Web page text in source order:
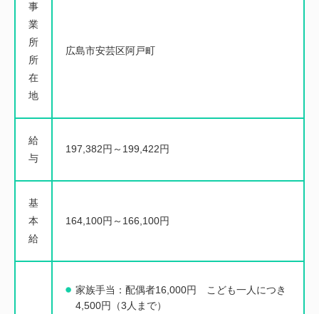
事
業
所
所
在
地
広島市安芸区阿戸町
給
与
197,382円～199,422円
基
本
給
164,100円～166,100円
家族手当：配偶者16,000円 こども一人につき
4,500円（3人まで）